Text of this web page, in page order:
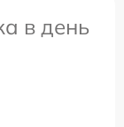
в день